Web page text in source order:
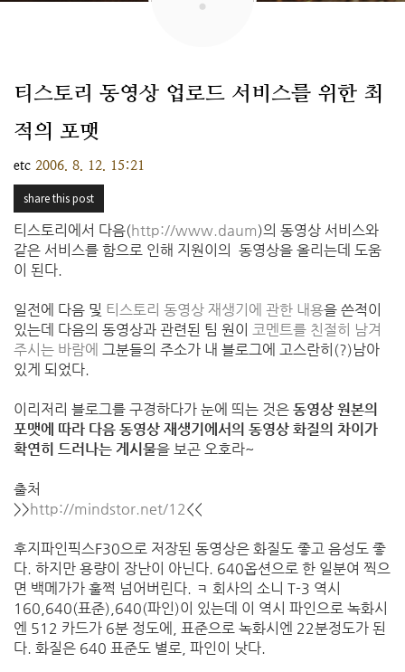
티스토리 동영상 업로드 서비스를 위한 최
적의 포맷
etc 2006. 8. 12. 15:21
share this post
티스토리에서 다음(http://www.daum)의 동영상 서비스와
같은 서비스를 함으로 인해 지원이의 동영상을 올리는데 도움
이 된다.
일전에 다음 및 티스토리 동영상 재생기에 관한 내용을 쓴적이
있는데 다음의 동영상과 관련된 팀 원이
코멘트를 친절히 남겨
주시는 바람에 그분들의 주소가 내 블로그에 고스란히(?)남아
있게 되었다.
이리저리 블로그를 구경하다가 눈에 띄는 것은 동영상 원본의
포맷에 따라 다음 동영상 재생기에서의 동영상 화질의 차이가
확연히 드러나는 게시물을 보곤 오호라~
출처
>>http://mindstor.net/12<<
후지파인픽스F30으로 저장된 동영상은 화질도 좋고 음성도 좋
다. 하지만 용량이 장난이 아닌다. 640옵션으로 한 일분여 찍으
면 백메가가 훌쩍 넘어버린다. ㅋ 회사의 소니 T-3 역시
160,640(표준),640(파인)이 있는데 이 역시 파인으로 녹화시
엔 512 카드가 6분 정도에, 표준으로 녹화시엔 22분정도가 된
다. 화질은 640 표준도 별로, 파인이 낫다.